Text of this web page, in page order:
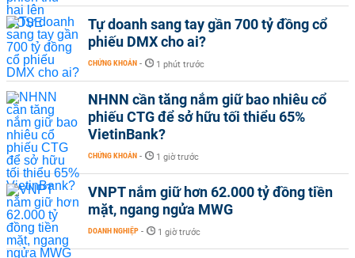
Tự doanh sang tay gần 700 tỷ đồng cổ
phiếu DMX cho ai?
CHỨNG KHOÁN - 1 phút trước
NHNN cần tăng nắm giữ bao nhiêu cổ
phiếu CTG để sở hữu tối thiểu 65%
VietinBank?
CHỨNG KHOÁN - 1 giờ trước
VNPT nắm giữ hơn 62.000 tỷ đồng tiền
mặt, ngang ngửa MWG
DOANH NGHIỆP - 1 giờ trước